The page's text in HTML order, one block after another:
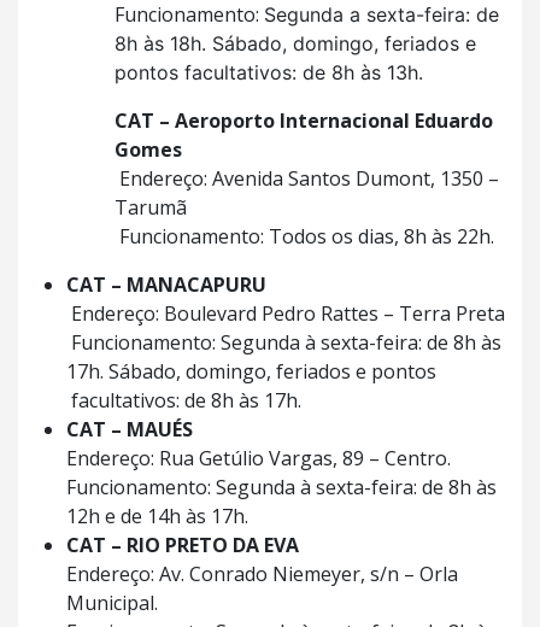
Funcionamento: Segunda a sexta-feira: de
8h às 18h. Sábado, domingo, feriados e
pontos facultativos: de 8h às 13h.
CAT – Aeroporto Internacional Eduardo
Gomes
Endereço: Avenida Santos Dumont, 1350 –
Tarumã
Funcionamento: Todos os dias, 8h às 22h.
CAT – MANACAPURU
Endereço: Boulevard Pedro Rattes – Terra Preta
Funcionamento: Segunda à sexta-feira: de 8h às
17h. Sábado, domingo, feriados e pontos
facultativos: de 8h às 17h.
CAT – MAUÉS
Endereço: Rua Getúlio Vargas, 89 – Centro.
Funcionamento: Segunda à sexta-feira: de 8h às
12h e de 14h às 17h.
CAT – RIO PRETO DA EVA
Endereço: Av. Conrado Niemeyer, s/n – Orla
Municipal.